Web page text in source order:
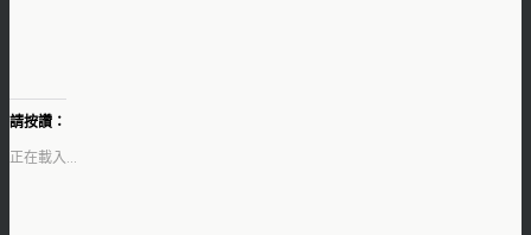
請按讚：
正在載入...